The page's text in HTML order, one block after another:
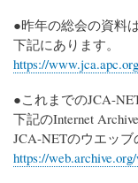
●昨年の総会の資料
下記にあります。
https://
●これまでのJCA-
下記のInternet
JCA-NETのウエッブ
https://